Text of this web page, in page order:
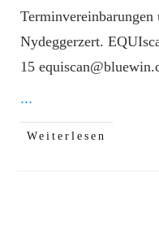
Nydeggerzert.
15
...
Weiterlesen